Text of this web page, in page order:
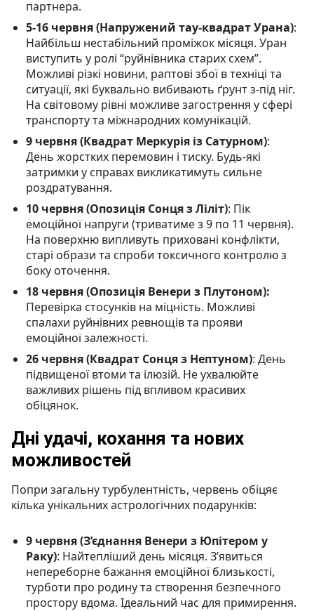
партнера.
5-16 червня (Напружений тау-квадрат Урана):
Найбільш нестабільний проміжок місяця. Уран
виступить у ролі “руйнівника старих схем”.
Можливі різкі новини, раптові збої в техніці та
ситуації, які буквально вибивають ґрунт з-під ніг.
На світовому рівні можливе загострення у сфері
транспорту та міжнародних комунікацій.
9 червня (Квадрат Меркурія із Сатурном):
День жорстких перемовин і тиску. Будь-які
затримки у справах викликатимуть сильне
роздратування.
10 червня (Опозиція Сонця з Ліліт): Пік
емоційної напруги (триватиме з 9 по 11 червня).
На поверхню випливуть приховані конфлікти,
старі образи та спроби токсичного контролю з
боку оточення.
18 червня (Опозиція Венери з Плутоном):
Перевірка стосунків на міцність. Можливі
спалахи руйнівних ревнощів та прояви
емоційної залежності.
26 червня (Квадрат Сонця з Нептуном): День
підвищеної втоми та ілюзій. Не ухвалюйте
важливих рішень під впливом красивих
обіцянок.
Дні удачі, кохання та нових
можливостей
Попри загальну турбулентність, червень обіцяє
кілька унікальних астрологічних подарунків:
9 червня (З’єднання Венери з Юпітером у
Раку): Найтепліший день місяця. З’явиться
непереборне бажання емоційної близькості,
турботи про родину та створення безпечного
простору вдома. Ідеальний час для примирення.